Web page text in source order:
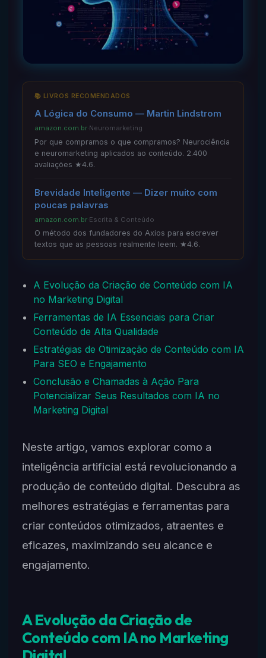
📚 LIVROS RECOMENDADOS
A Lógica do Consumo — Martin Lindstrom
amazon.com.br·Neuromarketing
Por que compramos o que compramos? Neurociência
e neuromarketing aplicados ao conteúdo. 2.400
avaliações ★4.6.
Brevidade Inteligente — Dizer muito com
poucas palavras
amazon.com.br·Escrita & Conteúdo
O método dos fundadores do Axios para escrever
textos que as pessoas realmente leem. ★4.6.
A Evolução da Criação de Conteúdo com IA
no Marketing Digital
Ferramentas de IA Essenciais para Criar
Conteúdo de Alta Qualidade
Estratégias de Otimização de Conteúdo com IA
Para SEO e Engajamento
Conclusão e Chamadas à Ação Para
Potencializar Seus Resultados com IA no
Marketing Digital
Neste artigo, vamos explorar como a
inteligência artificial está revolucionando a
produção de conteúdo digital. Descubra as
melhores estratégias e ferramentas para
criar conteúdos otimizados, atraentes e
eficazes, maximizando seu alcance e
engajamento.
A Evolução da Criação de
Conteúdo com IA no Marketing